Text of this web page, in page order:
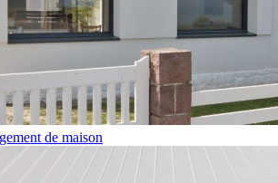
de maison